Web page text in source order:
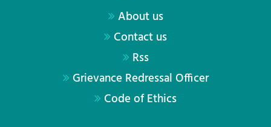
About us
Contact us
Rss
Grievance Redressal Officer
Code of Ethics